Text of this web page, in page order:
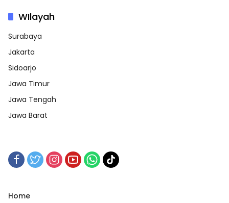
WIlayah
Surabaya
Jakarta
Sidoarjo
Jawa Timur
Jawa Tengah
Jawa Barat
Home